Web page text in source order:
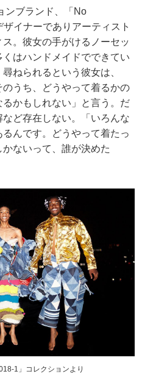
ンブランド、「No
イナーでありアーティスト
。彼女の手がけるノーセッ
はハンドメイドでできてい
ねられるという彼女は、
のうち、どうやって着るかの
かもしれない」と言う。だ
ど存在しない。「いろんな
んです。どうやって着たっ
ないって、誰が決めた
1」コレクションより